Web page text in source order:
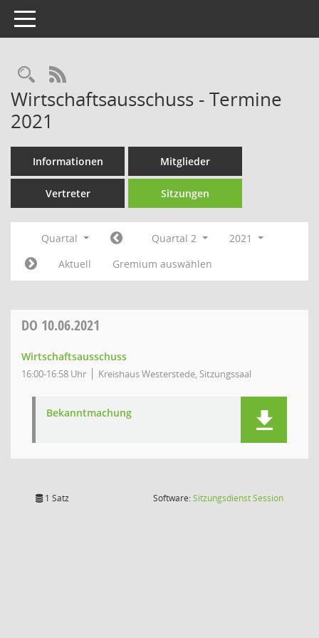
Toggle navigation
Rechercheauswahl
RSS-Feed
Wirtschaftsausschuss - Termine
2021
Informationen Mitglieder
Vertreter Sitzungen
Quartal Quartal 2
2021
Aktuell
Gremium auswählen
DO 10.06.2021
Wirtschaftsausschuss
16:00-16:58 Uhr Kreishaus Westerstede, Sitzungssaal
Bekanntmachung
1 Satz Software:SitzungsdienstSession(Wird in